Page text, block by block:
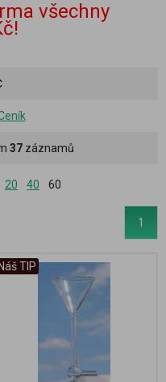
všechny
37záznamů
20 40 60
1
Náš TIP